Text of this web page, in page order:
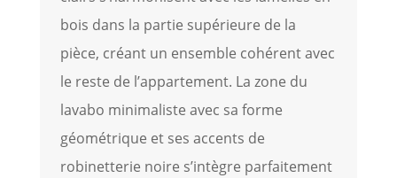
bois dans la partie supérieure de la
pièce, créant un ensemble cohérent avec
le reste de l’appartement. La zone du
lavabo minimaliste avec sa forme
géométrique et ses accents de
robinetterie noire s’intègre parfaitement